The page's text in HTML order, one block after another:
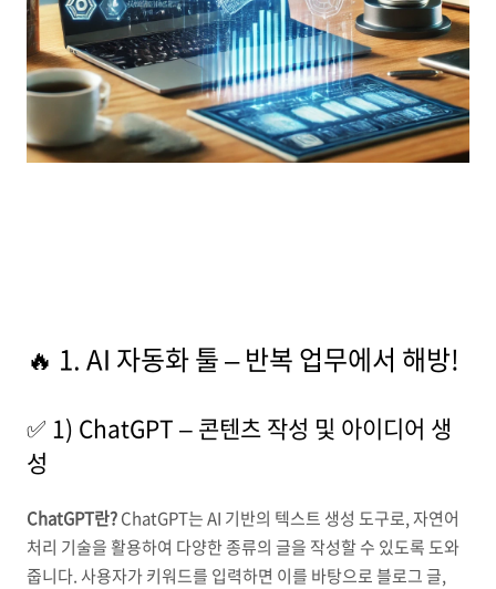
🔥 1. AI 자동화 툴 – 반복 업무에서 해방!
✅ 1) ChatGPT – 콘텐츠 작성 및 아이디어 생
성
ChatGPT란?ChatGPT는 AI 기반의 텍스트 생성 도구로, 자연어
처리 기술을 활용하여 다양한 종류의 글을 작성할 수 있도록 도와
줍니다. 사용자가 키워드를 입력하면 이를 바탕으로 블로그 글,